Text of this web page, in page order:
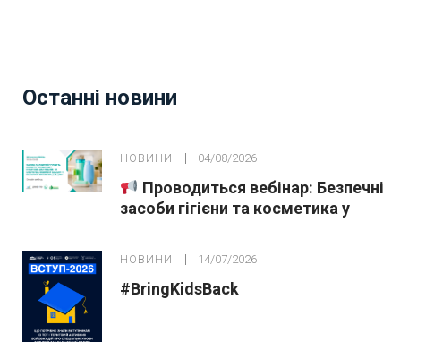
Останні новини
НОВИНИ 04/08/2026
Проводиться вебінар: Безпечні
засоби гігієни та косметика у
НОВИНИ 14/07/2026
#BringKidsBack